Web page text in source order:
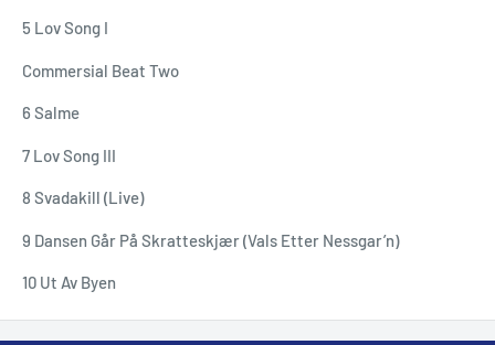
5 Lov Song I
Commersial Beat Two
6 Salme
7 Lov Song III
8 Svadakill (Live)
9 Dansen Går På Skratteskjær (Vals Etter Nessgar’n)
10 Ut Av Byen